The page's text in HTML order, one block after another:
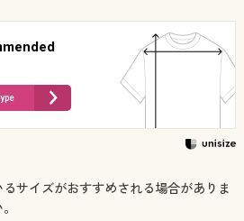
サイズがおすすめされる場合がありま